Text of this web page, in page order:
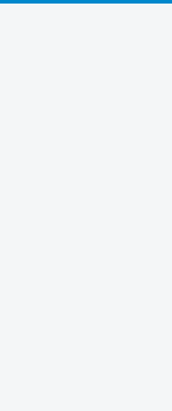
informisanje